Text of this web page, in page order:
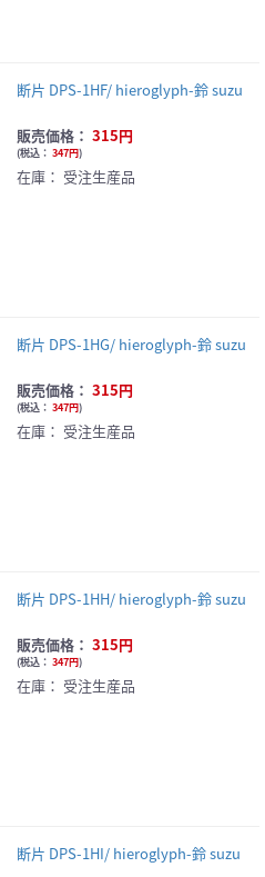
断片 DPS-1HF/ hieroglyph-鈴 suzu
販売価格： 315円
(税込： 347円)
在庫： 受注生産品
断片 DPS-1HG/ hieroglyph-鈴 suzu
販売価格： 315円
(税込： 347円)
在庫： 受注生産品
断片 DPS-1HH/ hieroglyph-鈴 suzu
販売価格： 315円
(税込： 347円)
在庫： 受注生産品
断片 DPS-1HI/ hieroglyph-鈴 suzu